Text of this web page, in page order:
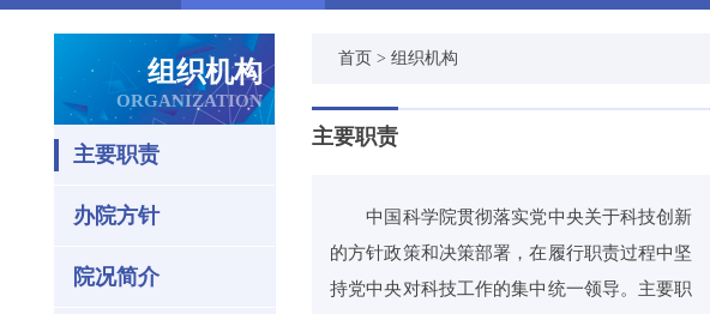
组织机构
ORGANIZATION
主要职责
办院方针
院况简介
首页 > 组织机构
主要职责
中国科学院贯彻落实党中央关于科技创新
的方针政策和决策部署，在履行职责过程中坚
持党中央对科技工作的集中统一领导。主要职